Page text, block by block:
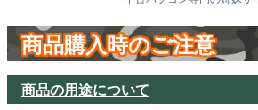
商品購入時のご注意
商品の用途について